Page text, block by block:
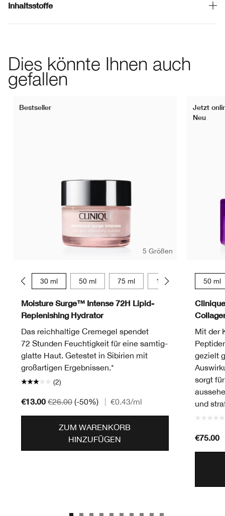
Inhaltsstoffe
Dies könnte Ihnen auch
gefallen
Bestseller
5 Größen
30 ml 50 ml 75 ml 125 ml
Moisture Surge™ Intense 72H Lipid-
Replenishing Hydrator
Das reichhaltige Cremegel spendet
72 Stunden Feuchtigkeit für eine samtig-
glatte Haut. Getestet in Sibirien mit
großartigen Ergebnissen.*
(2)
€13.00 €26.00 (-50%) €0.43/ml
ZUM WARENKORB
HINZUFÜGEN
Jetzt
Neu
50 ml
Mit der
gezielt
sorgt
und
€75.00